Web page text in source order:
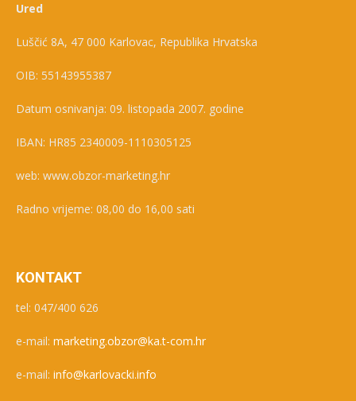
Ured
Luščić 8A, 47 000 Karlovac, Republika Hrvatska
OIB: 55143955387
Datum osnivanja: 09. listopada 2007. godine
IBAN: HR85 2340009-1110305125
web: www.obzor-marketing.hr
Radno vrijeme: 08,00 do 16,00 sati
KONTAKT
tel: 047/400 626
e-mail: marketing.obzor@ka.t-com.hr
e-mail: info@karlovacki.info